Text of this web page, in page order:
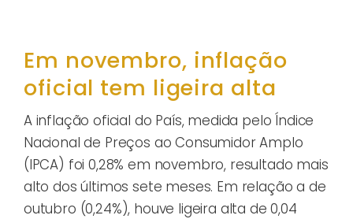
Em novembro, inflação
oficial tem ligeira alta
A inflação oficial do País, medida pelo Índice
Nacional de Preços ao Consumidor Amplo
(IPCA) foi 0,28% em novembro, resultado mais
alto dos últimos sete meses. Em relação a de
outubro (0,24%), houve ligeira alta de 0,04